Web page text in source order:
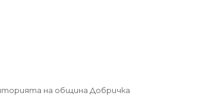
на община Добричка